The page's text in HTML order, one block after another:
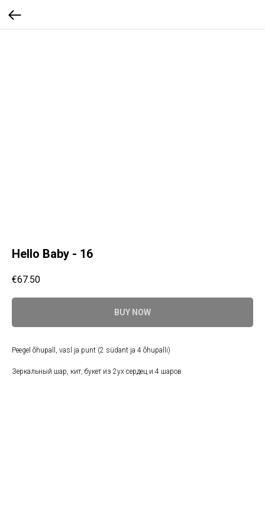
Hello Baby - 16
€67.50
BUY NOW
Peegel õhupall, vasl ja punt (2 südant ja 4 õhupalli)
Зеркальный шар, кит, букет из 2ух сердец и 4 шаров